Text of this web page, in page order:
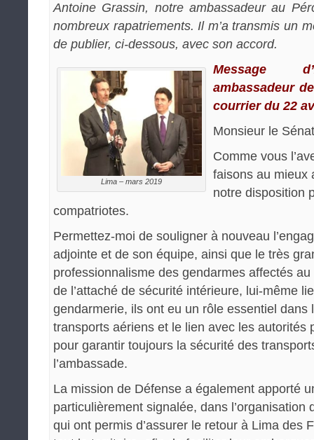
Antoine Grassin, notre ambassadeur au
nombreux rapatriements. Il m’a transmis un
de publier, ci-dessous, avec son accord.
Lima – mars 2019
Message
ambassadeur
courrier du 22
Monsieur le
Comme vous
faisons au mieux
notre disposition
compatriotes.
Permettez-moi de souligner à nouveau
adjointe et de son équipe, ainsi que le très
professionnalisme des gendarmes affectés
de l’attaché de sécurité intérieure, lui-même
gendarmerie, ils ont eu un rôle essentiel dans
transports aériens et le lien avec les autorités
pour garantir toujours la sécurité des
l’ambassade.
La mission de Défense a également apporté
particulièrement signalée, dans l’organisation
qui ont permis d’assurer le retour à Lima des